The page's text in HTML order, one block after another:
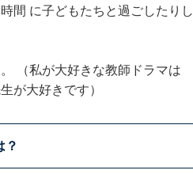
間 に子どもたちと過ごしたりし
（私が大好きな教師ドラマは
が大好きです）
？